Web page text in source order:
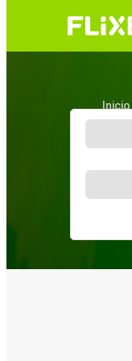
Inicio